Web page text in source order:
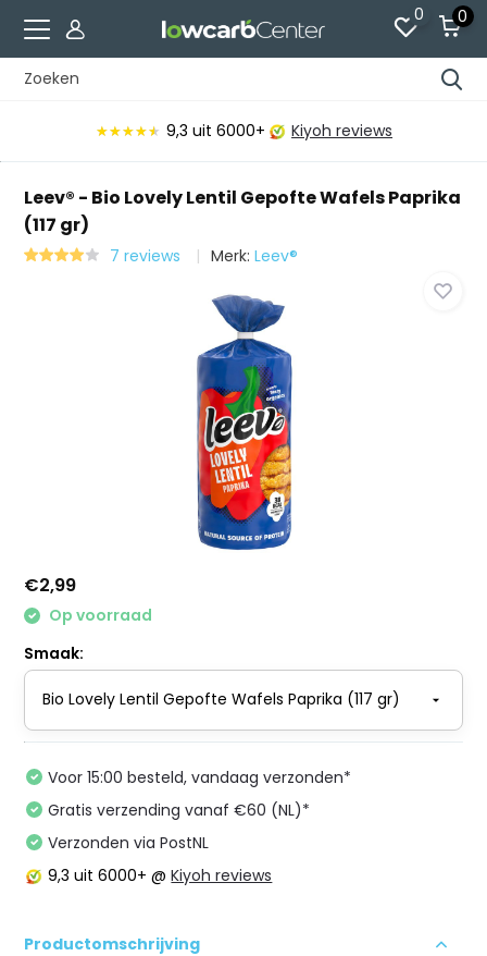
0 0
★★★★★
★★★★★ 9,3 uit 6000+ Kiyoh reviews
Leev® - Bio Lovely Lentil Gepofte Wafels Paprika
(117 gr)
7 reviews Merk:Leev®
€2,99
Op voorraad
Smaak:
Voor 15:00 besteld, vandaag verzonden*
Gratis verzending vanaf €60 (NL)*
Verzonden via PostNL
9,3 uit 6000+ @Kiyoh reviews
Productomschrijving